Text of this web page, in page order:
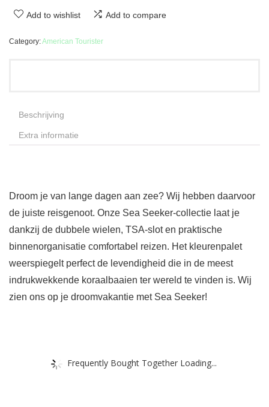
Add to wishlist Add to compare
Category:American Tourister
Beschrijving
Extra informatie
Droom je van lange dagen aan zee? Wij hebben daarvoor
de juiste reisgenoot. Onze Sea Seeker-collectie laat je
dankzij de dubbele wielen, TSA-slot en praktische
binnenorganisatie comfortabel reizen. Het kleurenpalet
weerspiegelt perfect de levendigheid die in de meest
indrukwekkende koraalbaaien ter wereld te vinden is. Wij
zien ons op je droomvakantie met Sea Seeker!
Frequently Bought Together Loading...